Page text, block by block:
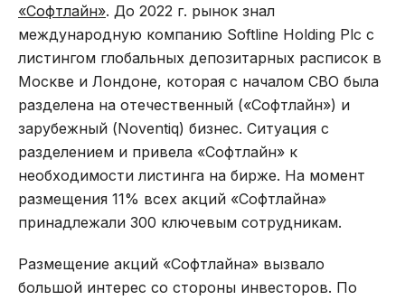
«Софтлайн». До 2022 г. рынок знал
международную компанию Softline Holding Plc с
листингом глобальных депозитарных расписок в
Москве и Лондоне, которая с началом СВО была
разделена на отечественный («Софтлайн») и
зарубежный (Noventiq) бизнес. Ситуация с
разделением и привела «Софтлайн» к
необходимости листинга на бирже. На момент
размещения 11% всех акций «Софтлайна»
принадлежали 300 ключевым сотрудникам.
Размещение акций «Софтлайна» вызвало
большой интерес со стороны инвесторов. По